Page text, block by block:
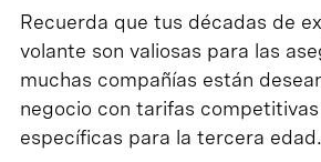
Recuerda que tus décadas de
volante son valiosas para las
muchas compañías están
negocio con tarifas
específicas para la tercera edad.